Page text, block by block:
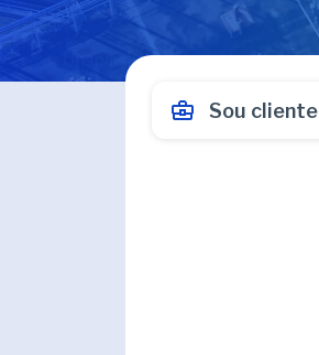
Sou cliente